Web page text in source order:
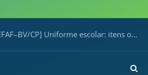
CP] Uniforme escolar: itens obrigatórios e onde adquirir